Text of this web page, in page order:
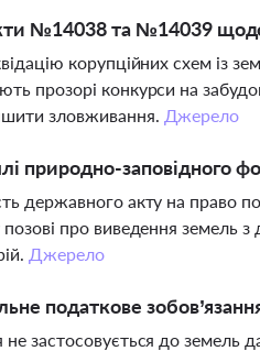
№14038 та №14039
корупційних схем із
прозорі конкурси на
зловживання. Джерело
природно-заповідного
державного акту на право
про виведення земель
Джерело
податкове
застосовується до земель